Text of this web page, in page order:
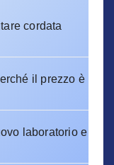
cordata
il prezzo è
laboratorio e